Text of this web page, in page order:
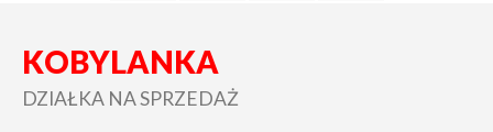
KOBYLANKA
DZIAŁKA NA SPRZEDAŻ